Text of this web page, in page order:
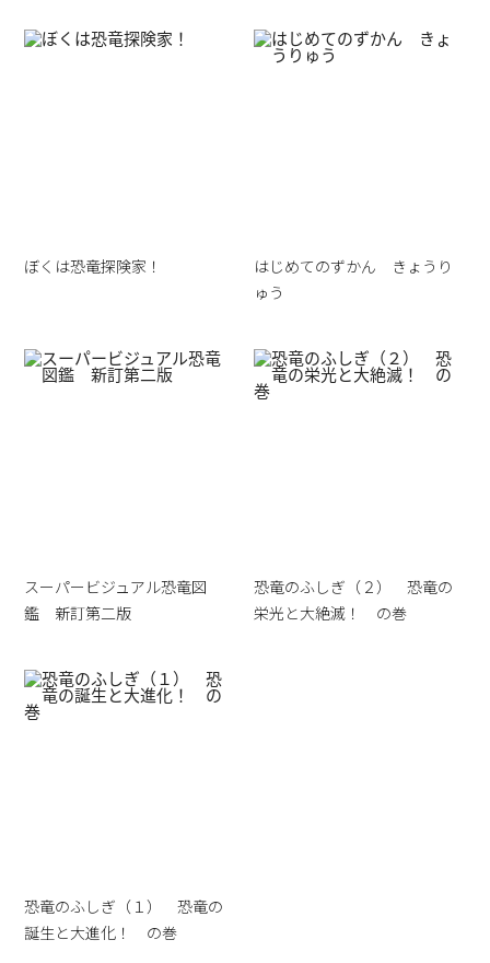
ぼくは恐竜探険家！
はじめてのずかん きょうり
ゅう
スーパービジュアル恐竜図
鑑 新訂第二版
恐竜のふしぎ（２） 恐竜の
栄光と大絶滅！ の巻
恐竜のふしぎ（１） 恐竜の
誕生と大進化！ の巻